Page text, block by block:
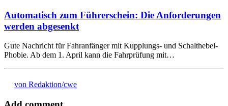
Automatisch zum Führerschein: Die Anforderungen
werden abgesenkt
Gute Nachricht für Fahranfänger mit Kupplungs- und Schalthebel-
Phobie. Ab dem 1. April kann die Fahrprüfung mit…
von Redaktion/cwe